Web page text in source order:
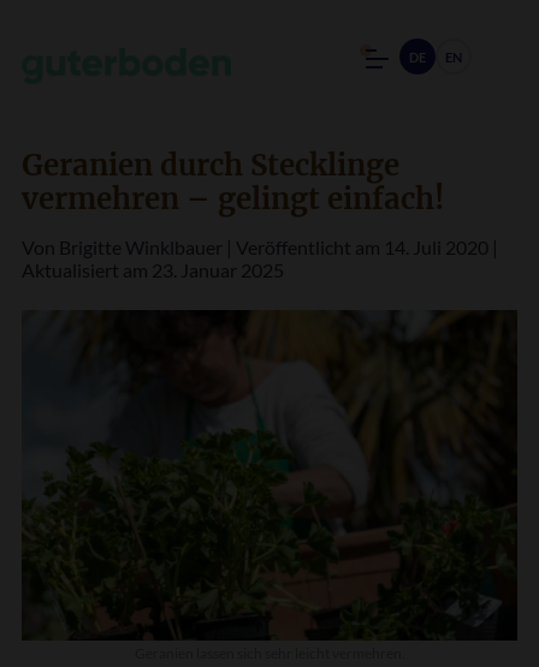
DE EN
Geranien durch Stecklinge
vermehren – gelingt einfach!
Von Brigitte Winklbauer | Veröffentlicht am 14. Juli 2020 |
Aktualisiert am 23. Januar 2025